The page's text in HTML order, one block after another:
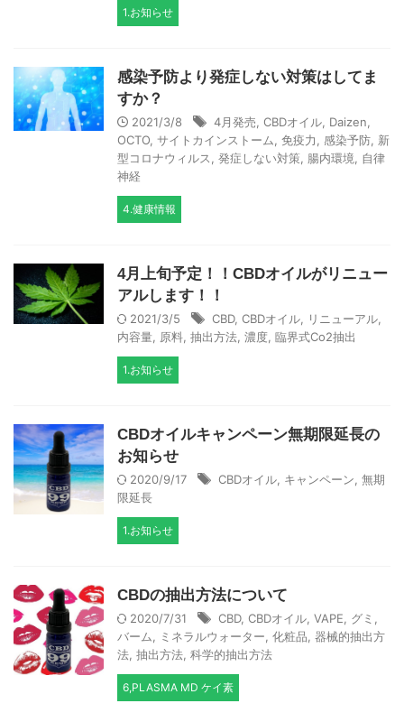
1.お知らせ
感染予防より発症しない対策はしてま
すか？
2021/3/8 4月発売 CBDオイル Daizen
OCTO サイトカインストーム 免疫力 感染予防 新
型コロナウィルス
発症しない対策 腸内環境
自律
神経
4.健康情報
4月上旬予定！！CBDオイルがリニュー
アルします！！
2021/3/5 CBD, CBDオイル リニューアル
内容量
原料 抽出方法 濃度 臨界式Co2抽出
1.お知らせ
CBDオイルキャンペーン無期限延長の
お知らせ
2020/9/17 CBDオイル キャンペーン 無期
限延長
1.お知らせ
CBDの抽出方法について
2020/7/31 CBD, CBDオイル VAPE グミ
バーム
ミネラルウォーター 化粧品 器械的抽出方
法 抽出方法 科学的抽出方法
6,PLASMA MD ケイ素